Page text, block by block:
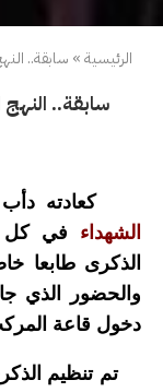
الرئيسية» سابقة..
سابقة..
كعادته
الشهداء في كل
الذكرى طابعا
والحضور الذي
دخول قاعة
تم تنظيم